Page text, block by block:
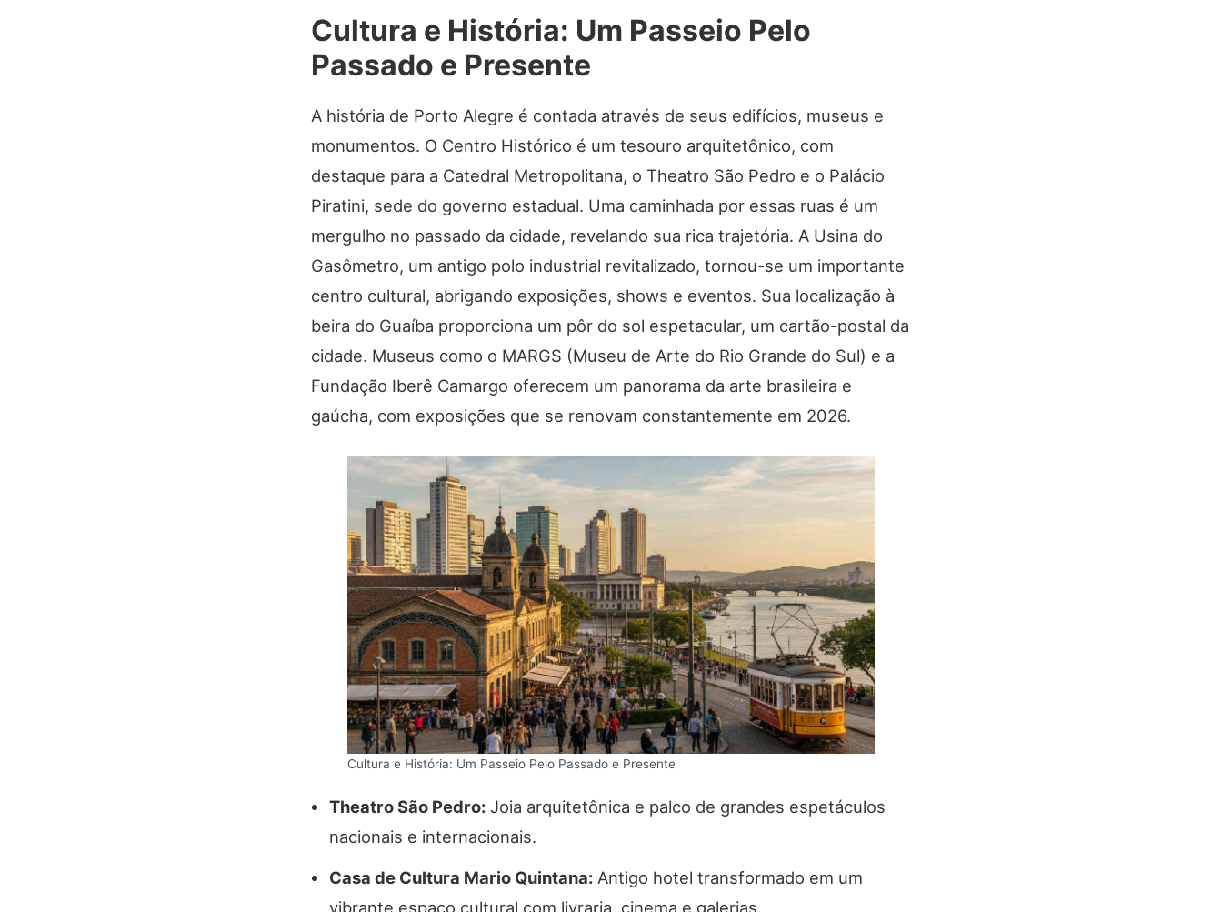
Cultura e História: Um Passeio Pelo
Passado e Presente
A história de Porto Alegre é contada através de seus edifícios, museus e
monumentos. O Centro Histórico é um tesouro arquitetônico, com
destaque para a Catedral Metropolitana, o Theatro São Pedro e o Palácio
Piratini, sede do governo estadual. Uma caminhada por essas ruas é um
mergulho no passado da cidade, revelando sua rica trajetória. A Usina do
Gasômetro, um antigo polo industrial revitalizado, tornou-se um importante
centro cultural, abrigando exposições, shows e eventos. Sua localização à
beira do Guaíba proporciona um pôr do sol espetacular, um cartão-postal da
cidade. Museus como o MARGS (Museu de Arte do Rio Grande do Sul) e a
Fundação Iberê Camargo oferecem um panorama da arte brasileira e
gaúcha, com exposições que se renovam constantemente em 2026.
Cultura e História: Um Passeio Pelo Passado e Presente
Theatro São Pedro: Joia arquitetônica e palco de grandes espetáculos
nacionais e internacionais.
Casa de Cultura Mario Quintana: Antigo hotel transformado em um
vibrante espaço cultural com livraria, cinema e galerias.